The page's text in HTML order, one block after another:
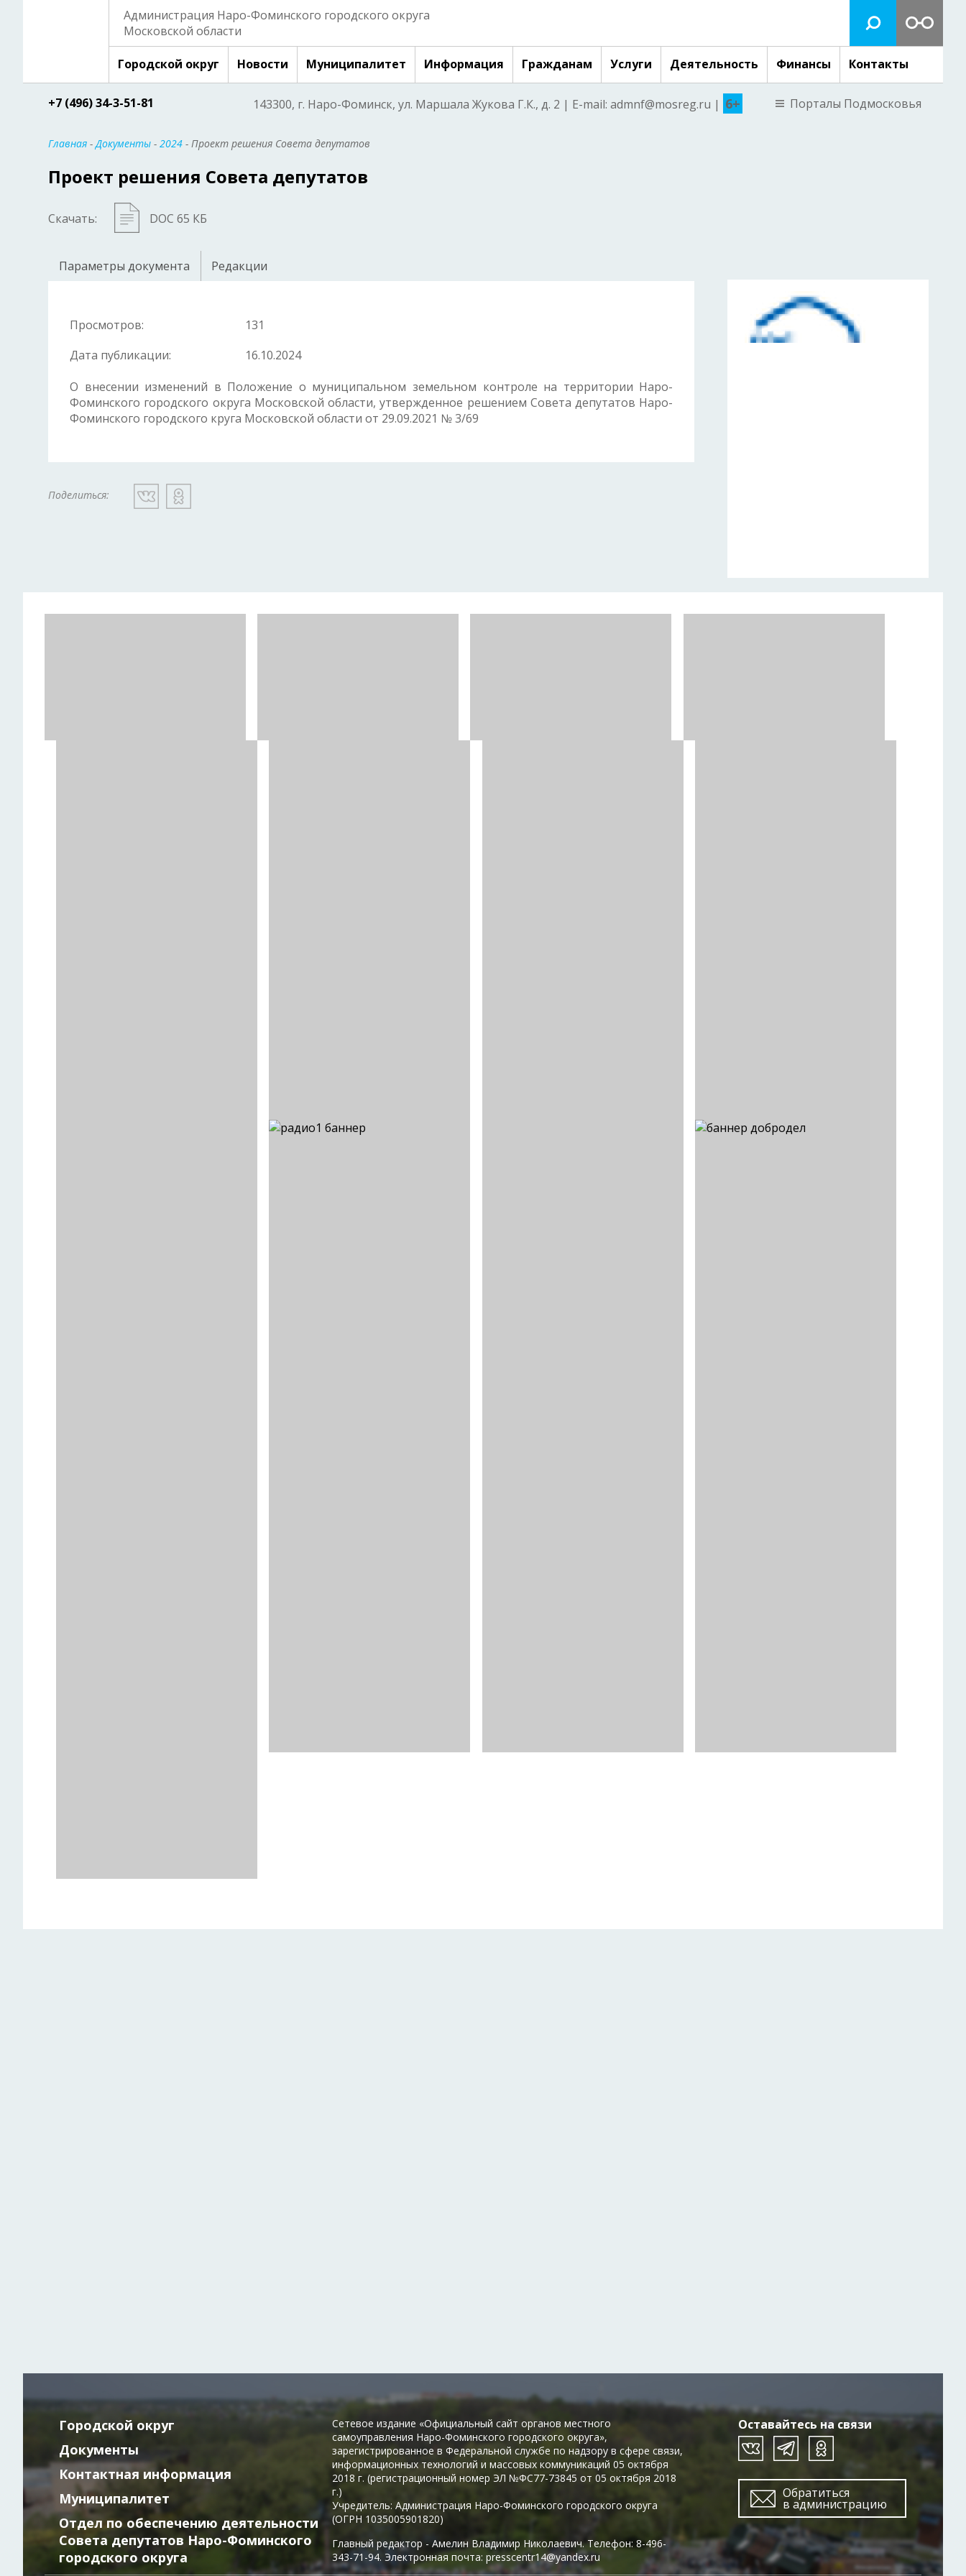
Администрация Наро-Фоминского городского округа
Московской области
Городской округ Новости Муниципалитет Информация Гражданам Услуги Деятельность Финансы Контакты
+7 (496) 34-3-51-81 143300, г. Наро-Фоминск, ул. Маршала Жукова Г.К., д. 2 | E-mail: admnf@mosreg.ru | 6+ Порталы Подмосковья
Главная -Документы - 2024 - Проект решения Совета депутатов
Проект решения Совета депутатов
Скачать: DOC 65 КБ
Параметры документа Редакции
Просмотров:
131
Дата публикации:
16.10.2024
О внесении изменений в Положение о муниципальном земельном контроле на территории Наро-
Фоминского городского округа Московской области, утвержденное решением Совета депутатов Наро-
Фоминского городского круга Московской области от 29.09.2021 № 3/69
Поделиться:
Оставайтесь на связи
Обратиться
в администрацию
Городской округ
Документы
Контактная информация
Муниципалитет
Отдел по обеспечению деятельности
Совета депутатов Наро-Фоминского
городского округа
Сетевое издание «Официальный сайт органов местного
самоуправления Наро-Фоминского городского округа»,
зарегистрированное в Федеральной службе по надзору в сфере связи,
информационных технологий и массовых коммуникаций 05 октября
2018 г. (регистрационный номер ЭЛ №ФС77-73845 от 05 октября 2018
г.)
Учредитель: Администрация Наро-Фоминского городского округа
(ОГРН 1035005901820)
Главный редактор - Амелин Владимир Николаевич. Телефон: 8-496-
343-71-94. Электронная почта: presscentr14@yandex.ru